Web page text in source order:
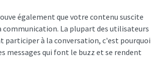
également que votre contenu suscite
La plupart des utilisateurs
participer à la conversation, c'est pourquoi
messages qui font le buzz et se rendent